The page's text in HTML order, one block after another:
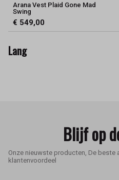
Arana Vest Plaid Gone Mad
Swing
€ 549,00
Lang
Blijf op
Onze nieuwste producten, De beste
klantenvoordeel